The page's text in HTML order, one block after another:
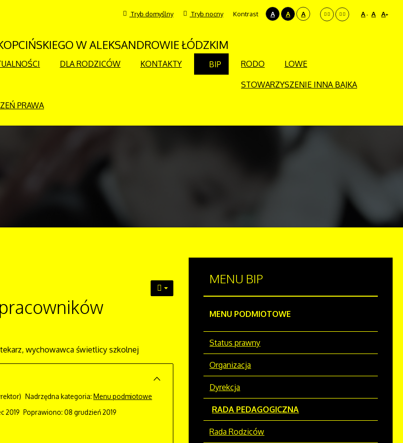
Tryb domyślny Tryb nocny Kontrast A A A A- A A+
W ALEKSANDROWIE ŁÓDZKIM
DLA RODZICÓW KONTAKTY BIP RODO LOWE
STOWARZYSZENIE INNA BAJKA
PRAWA
wychowawca świetlicy szkolnej
Nadrzędna kategoria: Menu podmiotowe
2019 Poprawiono: 08 grudzień 2019
MENU BIP
MENU PODMIOTOWE
Status prawny
Organizacja
Dyrekcja
RADA PEDAGOGICZNA
Rada Rodziców